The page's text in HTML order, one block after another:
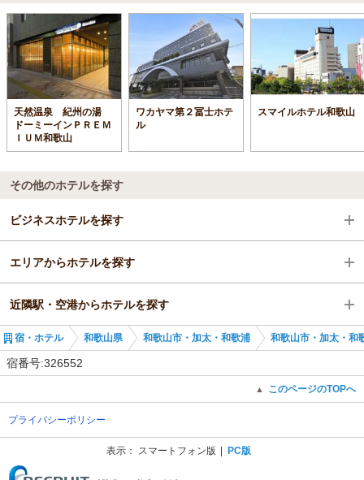
天然温泉 紀州の湯
ドーミーインＰＲＥＭ
ＩＵＭ和歌山
ワカヤマ第２冨士ホテ
ル
スマイルホテル和歌山
その他のホテルを探す
ビジネスホテルを探す
和歌山県
和歌山市・加太・和歌浦
紀三井寺駅
エリアからホテルを探す
和歌山県
和歌山市・加太・和歌浦
近隣駅・空港からホテルを探す
紀三井寺駅
和歌山市駅
宿・ホテル 和歌山県 和歌山市・加太・和歌浦 和歌山市・加太・和
宿番号:326552
▲ このページのTOPへ
プライバシーポリシー
表示： スマートフォン版 PC版